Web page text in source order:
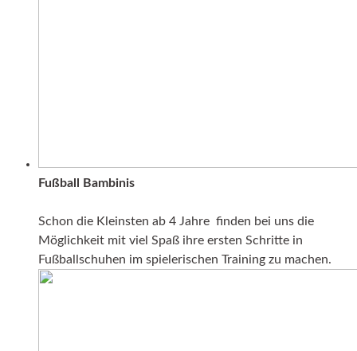
Fußball Bambinis
Schon die Kleinsten ab 4 Jahre finden bei uns die
Möglichkeit mit viel Spaß ihre ersten Schritte in
Fußballschuhen im spielerischen Training zu machen.